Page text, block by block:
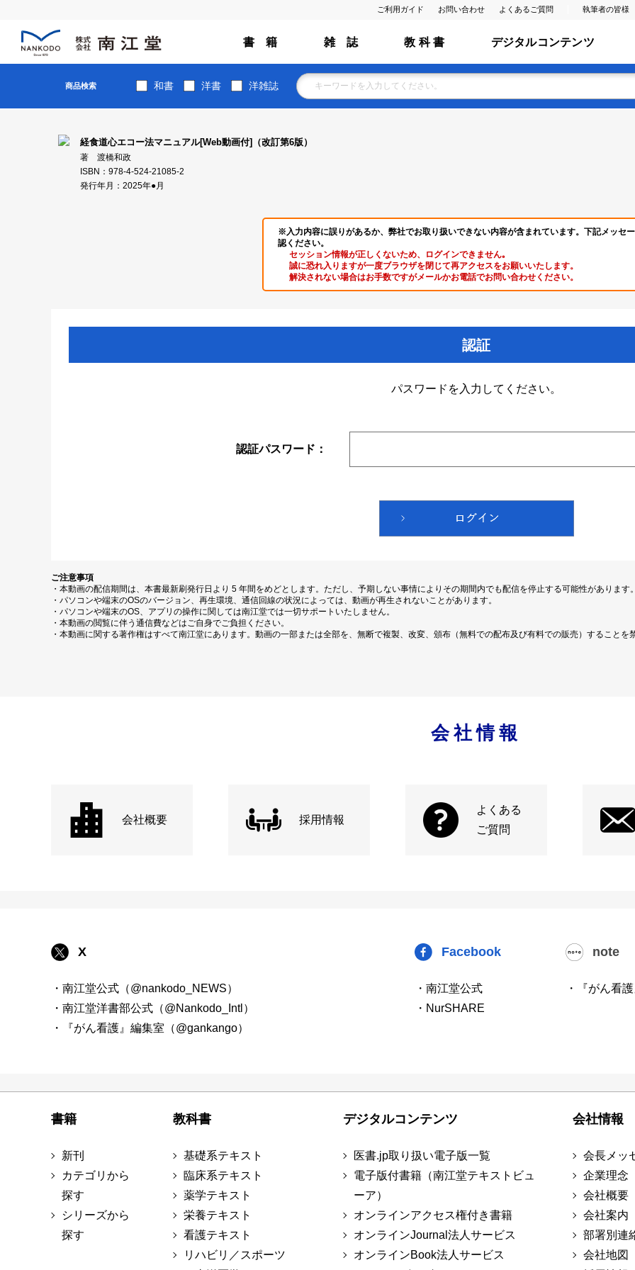
ご利用ガイド お問い合わせ よくあるご質問 執筆者の皆様
書 籍 雑 誌 教 科 書 デジタルコンテンツ
商品検索 和書 洋書 洋雑誌
経食道心エコー法マニュアル[Web動画付]（改訂第6版）
著 渡橋和政
ISBN：978-4-524-21085-2
発行年月：2025年●月
※入力内容に誤りがあるか、弊社でお取り扱いできない内容が含まれています。下記メッセ
認ください。
セッション情報が正しくないため、ログインできません｡
誠に恐れ入りますが一度ブラウザを閉じて再アクセスをお願いいたします。
解決されない場合はお手数ですがメールかお電話でお問い合わせください。
認証
パスワードを入力してください。
認証パスワード：
ご注意事項
・本動画の配信期間は、本書最新刷発行日より 5 年間をめどとします。ただし、予期しない事情によりその期間内でも配信を停止する可能性があります。
・パソコンや端末のOSのバージョン、再生環境、通信回線の状況によっては、動画が再生されないことがあります。
・パソコンや端末のOS、アプリの操作に関しては南江堂では一切サポートいたしません。
・本動画の閲覧に伴う通信費などはご自身でご負担ください。
・本動画に関する著作権はすべて南江堂にあります。動画の一部または全部を、無断で複製、改変、頒布（無料での配布及び有料での販売）することを
会社情報
会社概要 採用情報
よくある
ご質問
X
・南江堂公式（@nankodo_NEWS）
・南江堂洋書部公式（@Nankodo_Intl）
・『がん看護』編集室（@gankango）
Facebook
・南江堂公式
・NurSHARE
note
・『がん看
書籍
新刊
カテゴリから
探す
シリーズから
探す
教科書
基礎系テキスト
臨床系テキスト
薬学テキスト
栄養テキスト
看護テキスト
リハビリ／スポーツ
デジタルコンテンツ
医書.jp取り扱い電子版一覧
電子版付書籍（南江堂テキストビュ
ーア）
オンラインアクセス権付き書籍
オンラインJournal法人サービス
オンラインBook法人サービス
会社情報
会長メッ
企業理念
会社概要
会社案内
部署別連
会社地図